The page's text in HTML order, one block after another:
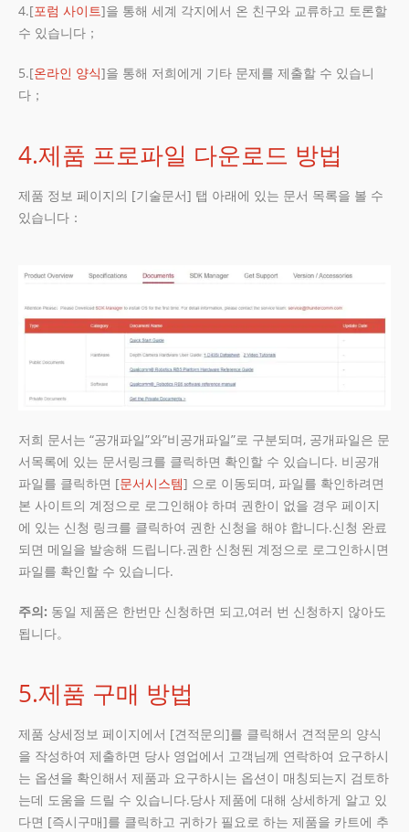
4.[포럼 사이트]을 통해 세계 각지에서 온 친구와 교류하고 토론할
수 있습니다；
5.[온라인 양식]을 통해 저희에게 기타 문제를 제출할 수 있습니
다；
4.제품 프로파일 다운로드 방법
제품 정보 페이지의 [기술문서] 탭 아래에 있는 문서 목록을 볼 수
있습니다：
저희 문서는 “공개파일”와”비공개파일”로 구분되며, 공개파일은 문
서목록에 있는 문서링크를 클릭하면 확인할 수 있습니다. 비공개
파일를 클릭하면 [문서시스템] 으로 이동되며, 파일를 확인하려면
본 사이트의 계정으로 로그인해야 하며 권한이 없을 경우 페이지
에 있는 신청 링크를 클릭하여 권한 신청을 해야 합니다.신청 완료
되면 메일을 발송해 드립니다.권한 신청된 계정으로 로그인하시면
파일를 확인할 수 있습니다.
주의: 동일 제품은 한번만 신청하면 되고,여러 번 신청하지 않아도
됩니다。
5.제품 구매 방법
제품 상세정보 페이지에서 [견적문의]를 클릭해서 견적문의 양식
을 작성하여 제출하면 당사 영업에서 고객님께 연락하여 요구하시
는 옵션을 확인해서 제품과 요구하시는 옵션이 매칭되는지 검토하
는데 도움을 드릴 수 있습니다.당사 제품에 대해 상세하게 알고 있
다면 [즉시구매]를 클릭하고 귀하가 필요로 하는 제품을 카트에 추